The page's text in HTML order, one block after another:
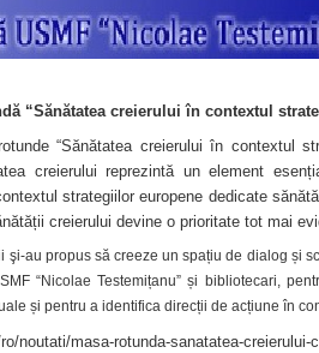
“Sănătatea creierului în contextul
“Sănătatea creierului în contextul
creierului reprezintă un element
strategiilor europene dedicate
creierului devine o prioritate tot mai
şi-au propus să creeze un spațiu de dialog și
“Nicolae Testemițanu” și bibliotecari,
și pentru a identifica direcții de acțiune în
noutati/masa-rotunda-sanatatea-creierului-